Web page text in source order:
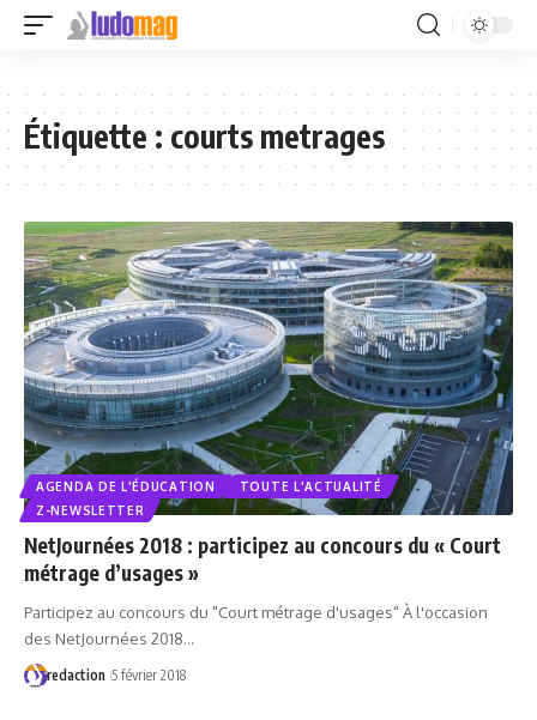
Étiquette :courts metrages
AGENDA DE L'ÉDUCATION
TOUTE L'ACTUALITÉ
Z-NEWSLETTER
NetJournées 2018 : participez au concours du « Court
métrage d’usages »
Participez au concours du "Court métrage d'usages" À l'occasion
des NetJournées 2018…
redaction 5 février 2018